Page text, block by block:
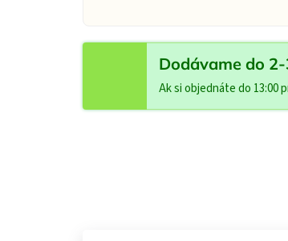
Dodávame do
Ak si objednáte do 13:00